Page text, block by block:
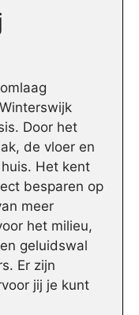
Door het
de vloer en
Het kent
besparen op
meer
het milieu,
geluidswal
Er zijn
jij je kunt